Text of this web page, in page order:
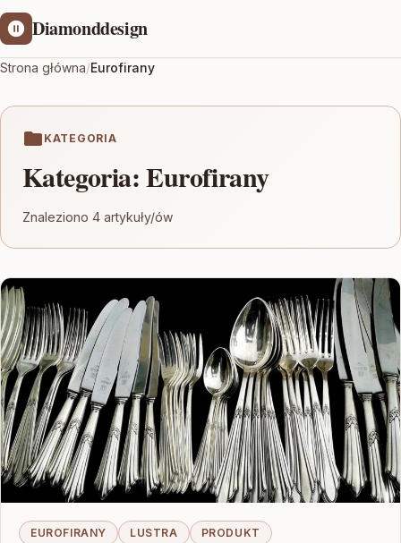
Diamonddesign
Strona główna/Eurofirany
KATEGORIA
Kategoria:Eurofirany
Znaleziono 4 artykuły/ów
EUROFIRANY LUSTRA PRODUKT